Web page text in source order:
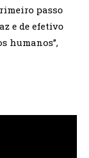
passo
e de efetivo
humanos”,